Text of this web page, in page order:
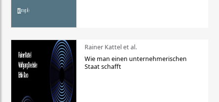
Rainer Kattel et al.
Wie man einen unternehmerischen
Staat schafft